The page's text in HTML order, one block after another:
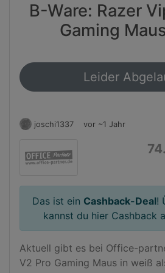
B-Ware: Razer
Gaming
Leider
joschi1337 vor ~1 Jahr
Das ist ein Cashback-Deal!
kannst du hier Cashback
Aktuell gibt es bei Office-
V2 Pro Gaming Maus in weiß